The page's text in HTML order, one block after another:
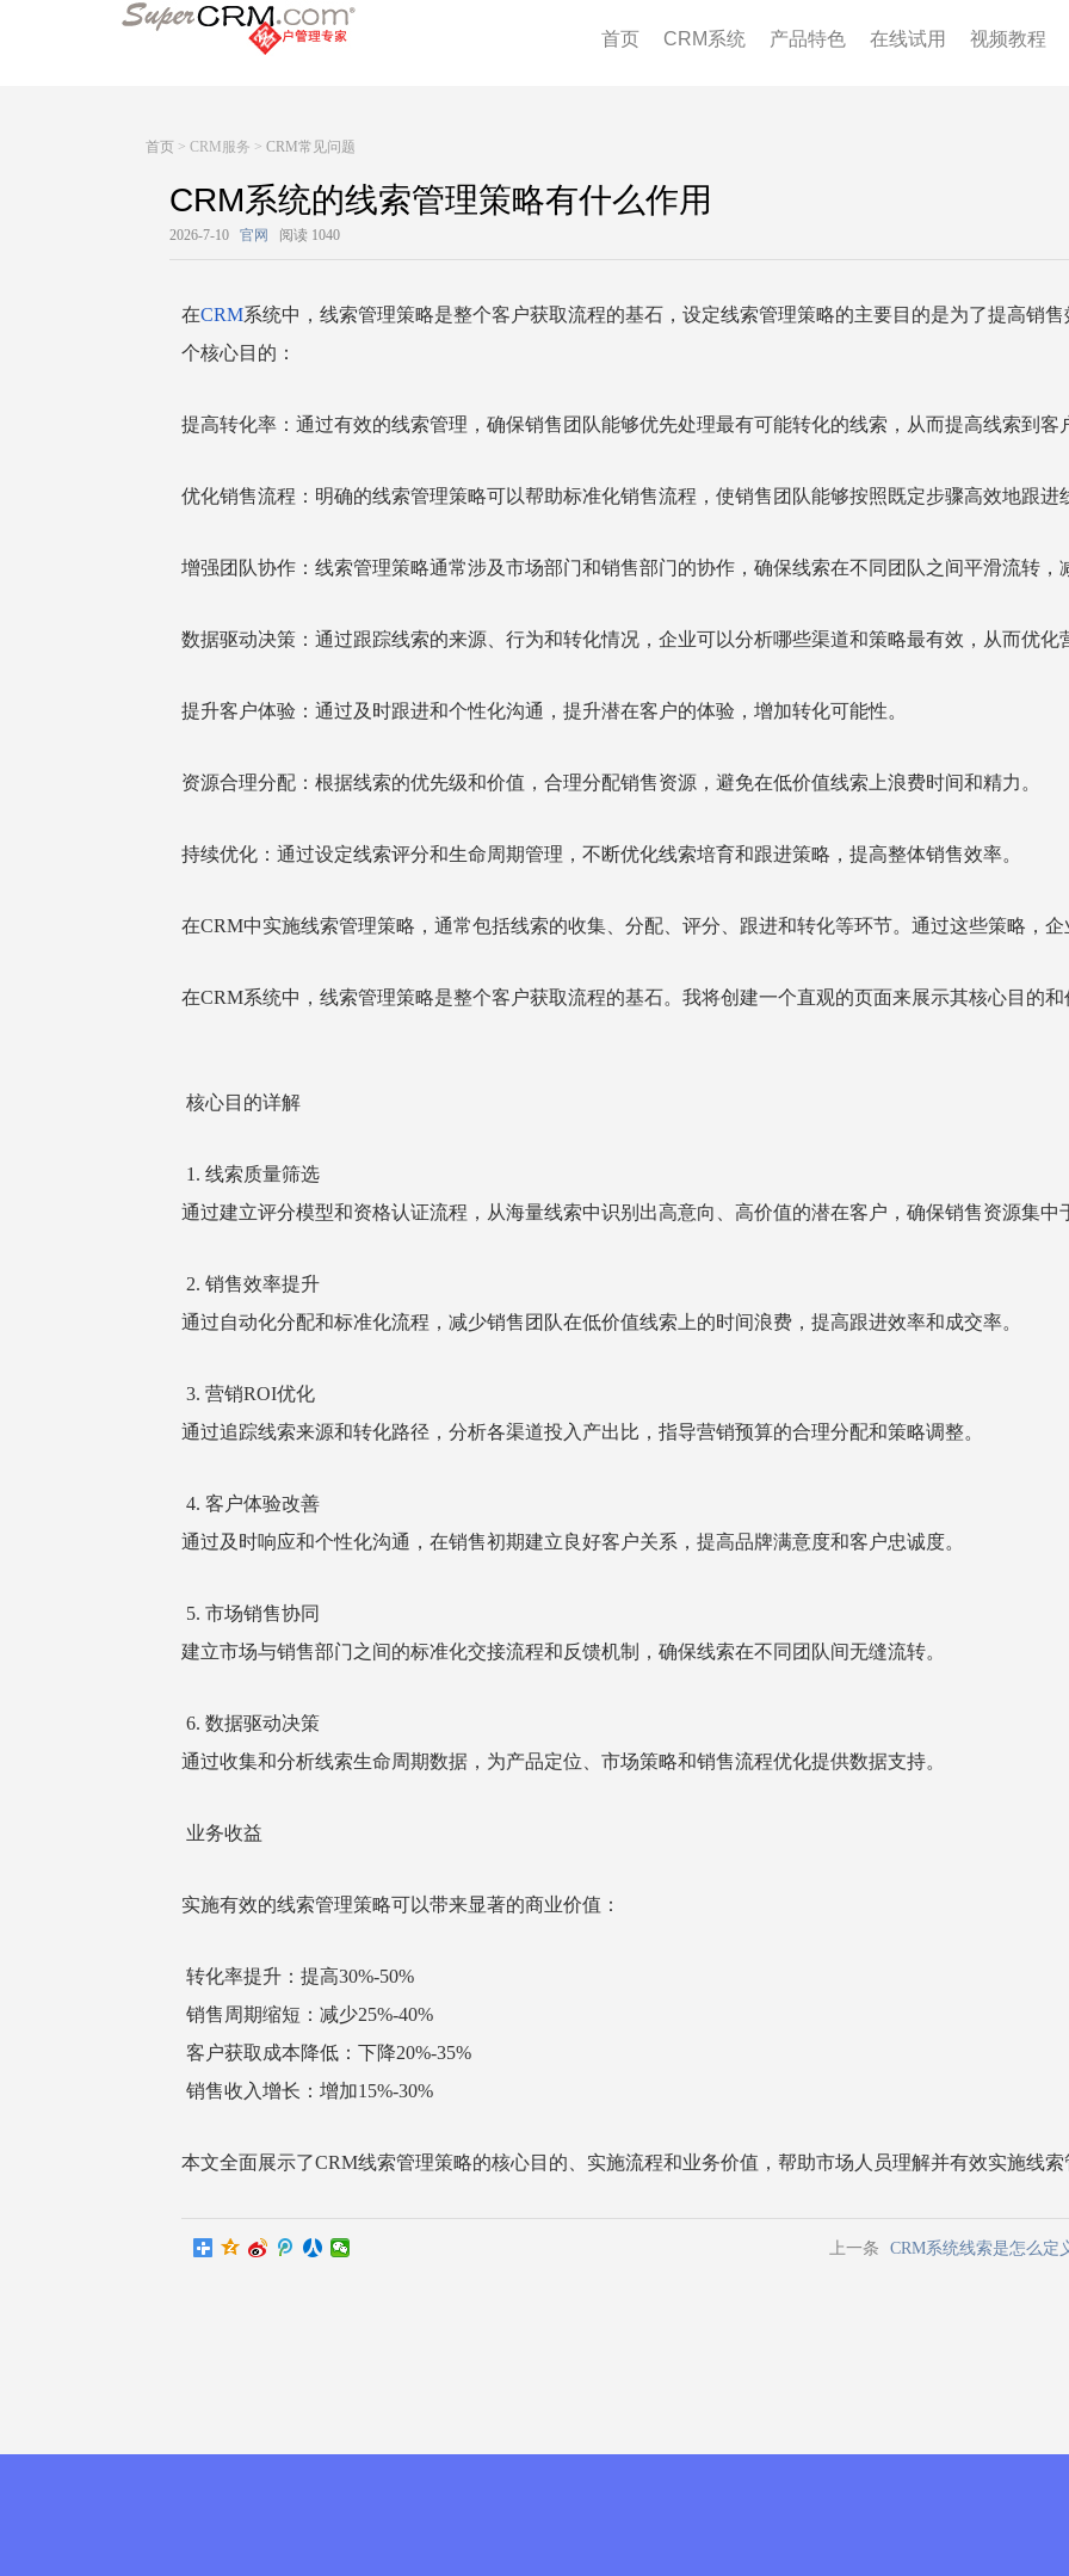
首页 CRM系统 产品特色 在线试用 视频教程
首页 > CRM服务 > CRM常见问题
CRM系统的线索管理策略有什么作用
2026-7-10 官网 阅读 1040
在CRM系统中，线索管理策略是整个客户获取流程的基石，设定线索管理策略的主要目的是为了提高销
个核心目的：
提高转化率：通过有效的线索管理，确保销售团队能够优先处理最有可能转化的线索，从而提高线索到客
优化销售流程：明确的线索管理策略可以帮助标准化销售流程，使销售团队能够按照既定步骤高效地跟进
增强团队协作：线索管理策略通常涉及市场部门和销售部门的协作，确保线索在不同团队之间平滑流转，
数据驱动决策：通过跟踪线索的来源、行为和转化情况，企业可以分析哪些渠道和策略最有效，从而优化
提升客户体验：通过及时跟进和个性化沟通，提升潜在客户的体验，增加转化可能性。
资源合理分配：根据线索的优先级和价值，合理分配销售资源，避免在低价值线索上浪费时间和精力。
持续优化：通过设定线索评分和生命周期管理，不断优化线索培育和跟进策略，提高整体销售效率。
在CRM中实施线索管理策略，通常包括线索的收集、分配、评分、跟进和转化等环节。通过这些策略，
在CRM系统中，线索管理策略是整个客户获取流程的基石。我将创建一个直观的页面来展示其核心目的和
核心目的详解
1. 线索质量筛选
通过建立评分模型和资格认证流程，从海量线索中识别出高意向、高价值的潜在客户，确保销售资源集中
2. 销售效率提升
通过自动化分配和标准化流程，减少销售团队在低价值线索上的时间浪费，提高跟进效率和成交率。
3. 营销ROI优化
通过追踪线索来源和转化路径，分析各渠道投入产出比，指导营销预算的合理分配和策略调整。
4. 客户体验改善
通过及时响应和个性化沟通，在销售初期建立良好客户关系，提高品牌满意度和客户忠诚度。
5. 市场销售协同
建立市场与销售部门之间的标准化交接流程和反馈机制，确保线索在不同团队间无缝流转。
6. 数据驱动决策
通过收集和分析线索生命周期数据，为产品定位、市场策略和销售流程优化提供数据支持。
业务收益
实施有效的线索管理策略可以带来显著的商业价值：
转化率提升：提高30%-50%
销售周期缩短：减少25%-40%
客户获取成本降低：下降20%-35%
销售收入增长：增加15%-30%
本文全面展示了CRM线索管理策略的核心目的、实施流程和业务价值，帮助市场人员理解并有效实施线索
上一条 CRM系统线索是怎么定